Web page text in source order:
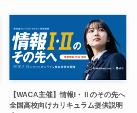
【WACA主催】情報I・Ⅱのその先へ
全国高校向けカリキュラム提供説明